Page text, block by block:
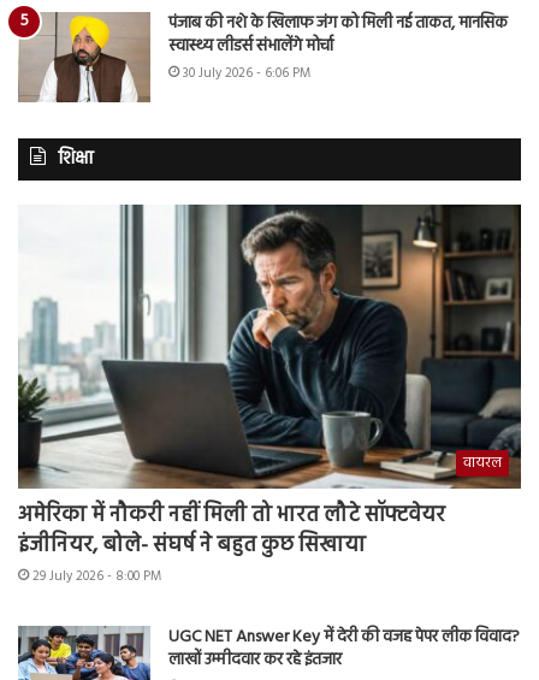
पंजाब की नशे के खिलाफ जंग को मिली नई ताकत, मानसिक
स्वास्थ्य लीडर्स संभालेंगे मोर्चा
30 July 2026 - 6:06 PM
शिक्षा
वायरल
अमेरिका में नौकरी नहीं मिली तो भारत लौटे सॉफ्टवेयर
इंजीनियर, बोले- संघर्ष ने बहुत कुछ सिखाया
29 July 2026 - 8:00 PM
UGC NET Answer Key में देरी की वजह पेपर लीक विवाद?
लाखों उम्मीदवार कर रहे इंतजार